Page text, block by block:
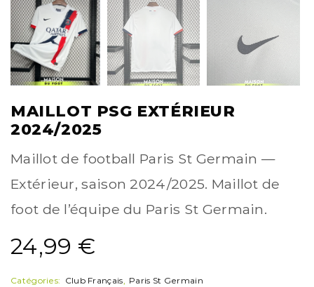
MAILLOT PSG EXTÉRIEUR
2024/2025
Maillot de football Paris St Germain —
Extérieur, saison 2024/2025. Maillot de
foot de l’équipe du Paris St Germain.
24,99 €
Catégories: Club Français, Paris St Germain